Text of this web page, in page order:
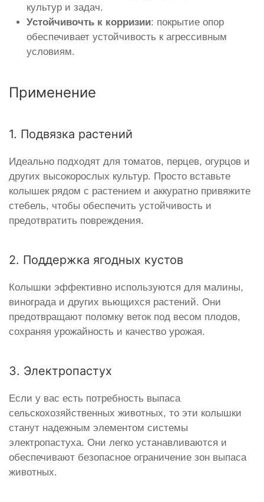
культур и задач.
Устойчивочть к корризии: покрытие опор
обеспечивает устойчивость к агрессивным
условиям.
Применение
1. Подвязка растений
Идеально подходят для томатов, перцев, огурцов и
других высокорослых культур. Просто вставьте
колышек рядом с растением и аккуратно привяжите
стебель, чтобы обеспечить устойчивость и
предотвратить повреждения.
2. Поддержка ягодных кустов
Колышки эффективно используются для малины,
винограда и других вьющихся растений. Они
предотвращают поломку веток под весом плодов,
сохраняя урожайность и качество урожая.
3. Электропастух
Если у вас есть потребность выпаса
сельскохозяйственных животных, то эти колышки
станут надежным элементом системы
электропастуха. Они легко устанавливаются и
обеспечивают безопасное ограничение зон выпаса
животных.